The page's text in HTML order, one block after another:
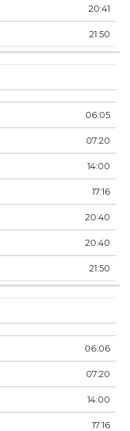
20:41
21:50
06:05
07:20
14:00
17:16
20:40
20:40
21:50
06:06
07:20
14:00
17:16